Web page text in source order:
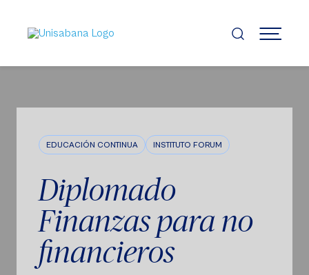
contenido
principal
MENÚ
EDUCACIÓN CONTINUA INSTITUTO FORUM
Diplomado
Finanzas para no
financieros